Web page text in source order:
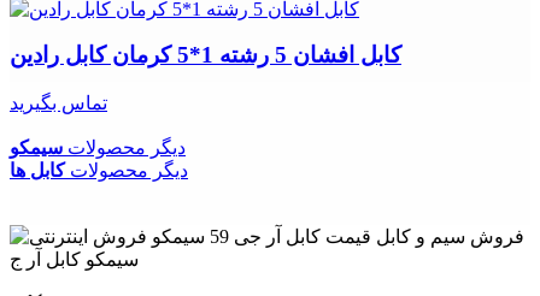
کابل افشان 5 رشته 1*5 کرمان کابل رادین
تماس بگیرید
دیگر محصولات سیمکو
دیگر محصولاتکابل ها